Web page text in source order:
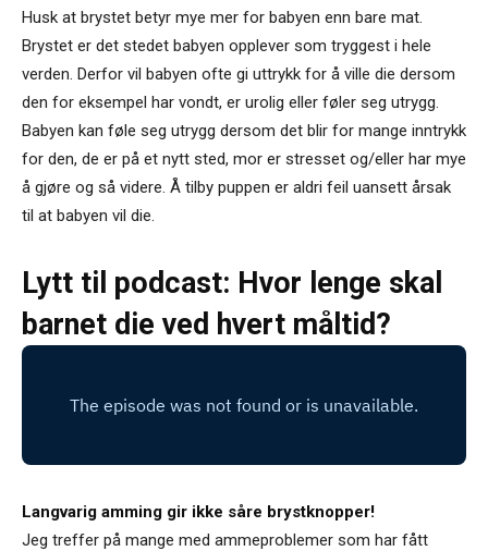
Husk at brystet betyr mye mer for babyen enn bare mat.
Brystet er det stedet babyen opplever som tryggest i hele
verden. Derfor vil babyen ofte gi uttrykk for å ville die dersom
den for eksempel har vondt, er urolig eller føler seg utrygg.
Babyen kan føle seg utrygg dersom det blir for mange inntrykk
for den, de er på et nytt sted, mor er stresset og/eller har mye
å gjøre og så videre. Å tilby puppen er aldri feil uansett årsak
til at babyen vil die.
Lytt til podcast: Hvor lenge skal
barnet die ved hvert måltid?
Langvarig amming gir ikke såre brystknopper!
Jeg treffer på mange med ammeproblemer som har fått